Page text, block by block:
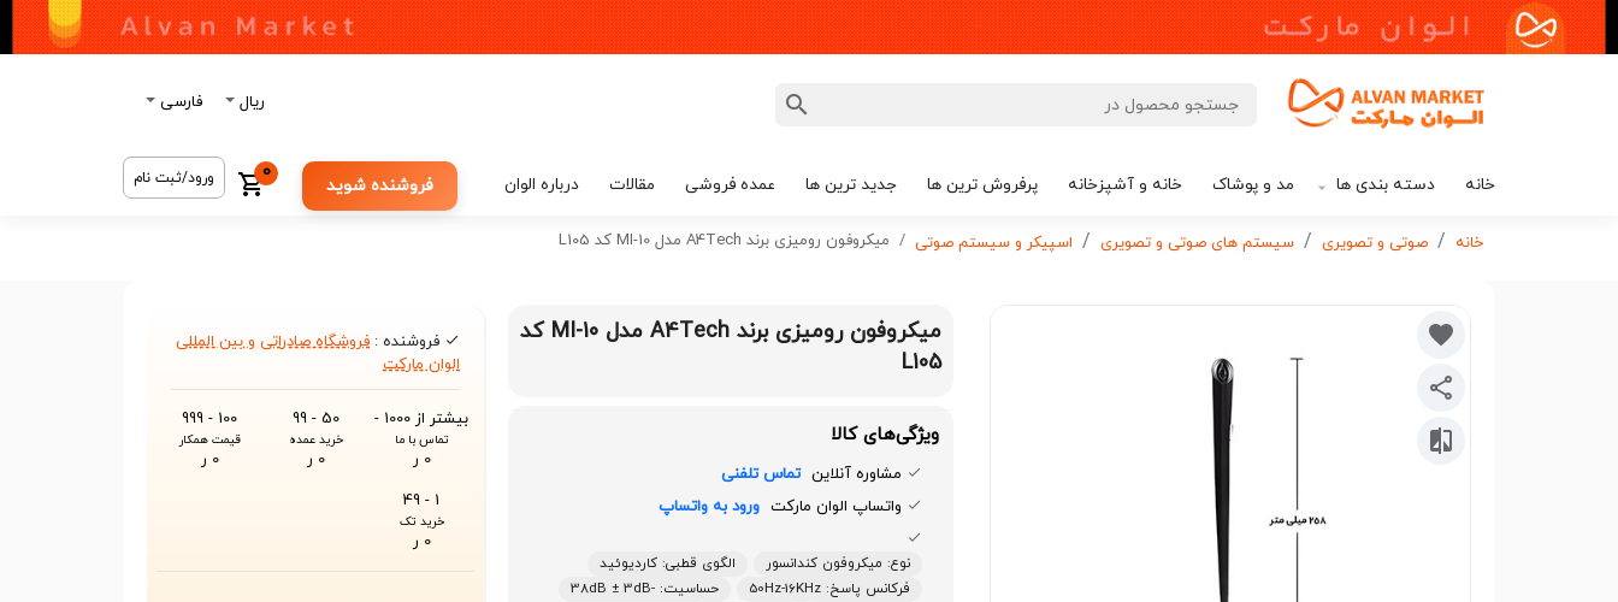
ریال فارسی
خانه دسته بندی ها مد و پوشاک خانه و آشپزخانه پرفروش ترین ها جدید ترین ها عمده فروشی مقالات درباره الوان فروشنده شوید
0 ورود/ثبت نام
خانه صوتی و تصویری سیستم های صوتی و تصویری اسپیکر و سیستم صوتی میکروفون رومیزی برند A4Tech مدل MI-10 کد L105
میکروفون رومیزی برند A4Tech مدل MI-10 کد
L105
ویژگی‌های کالا
مشاوره آنلاین تماس تلفنی
واتساپ الوان مارکت ورود به واتساپ
نوع: میکروفون کندانسور
الگوی قطبی: کاردیوئید
فرکانس پاسخ: 50Hz-16KHz
حساسیت: -38dB ± 3dB
فروشنده : فروشگاه صادراتی و بین المللی
الوان مارکت
بیشتر از 1000 -
تماس با ما
0 ر
50 - 99
خرید عمده
0 ر
100 - 999
قیمت همکار
0 ر
1 - 49
خرید تک
0 ر